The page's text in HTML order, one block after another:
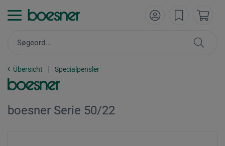
Übersicht Specialpensler
boesner Serie 50/22